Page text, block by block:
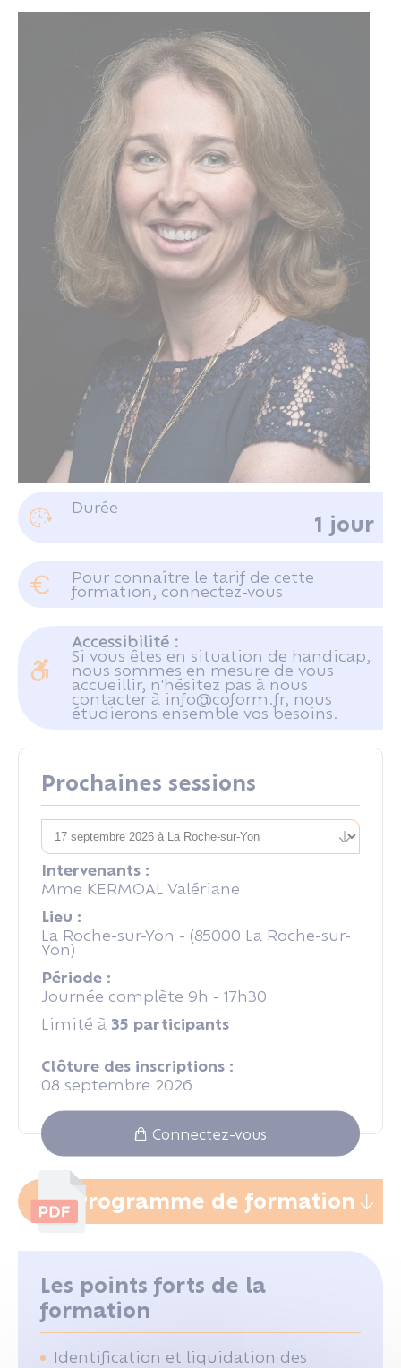
Mme KERMOAL Valériane
Se connecter
Durée
1 jour
Pour connaître le tarif de cette
formation, connectez-vous
Accessibilité :
Si vous êtes en situation de handicap,
nous sommes en mesure de vous
accueillir, n'hésitez pas à nous
contacter à info@coform.fr, nous
étudierons ensemble vos besoins.
Prochaines sessions
Intervenants :
Mme KERMOAL Valériane
Lieu :
La Roche-sur-Yon - (85000 La Roche-sur-
Yon)
Période :
Journée complète 9h - 17h30
Limité à 35 participants
Clôture des inscriptions :
08 septembre 2026
Connectez-vous
Programme de formation
Les points forts de la
formation
Identification et liquidation des